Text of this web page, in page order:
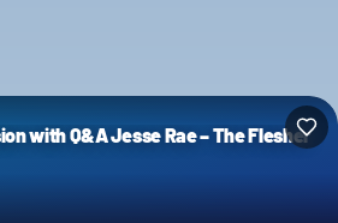
with Q&A Jesse Rae – The Flesher